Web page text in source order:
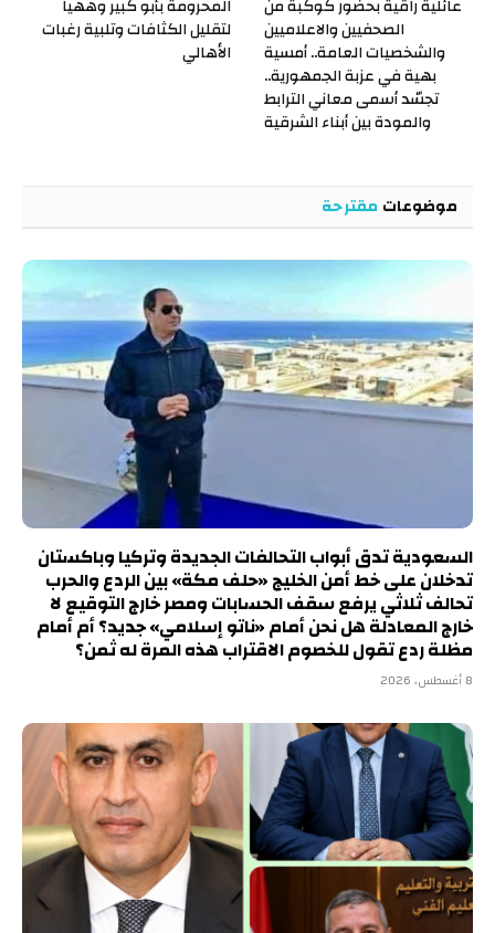
عائلية راقية بحضور كوكبة من
الصحفيين والاعلاميين
والشخصيات العامة.. أمسية
بهية في عزبة الجمهورية..
تجسّد أسمى معاني الترابط
والمودة بين أبناء الشرقية
المحرومة بأبو كبير وههيا
لتقليل الكثافات وتلبية رغبات
الأهالي
موضوعات مقترحة
السعودية تدق أبواب التحالفات الجديدة وتركيا وباكستان
تدخلان على خط أمن الخليج «حلف مكة» بين الردع والحرب
تحالف ثلاثي يرفع سقف الحسابات ومصر خارج التوقيع لا
خارج المعادلة هل نحن أمام «ناتو إسلامي» جديد؟ أم أمام
مظلة ردع تقول للخصوم الاقتراب هذه المرة له ثمن؟
8 أغسطس، 2026